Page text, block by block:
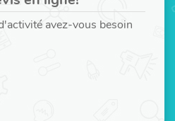
avez-vous besoin